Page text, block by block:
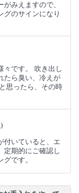
みえますので、
グのサインになり
々です。 吹き出し
たら臭い、冷えが
思ったら、その時
付いていると、エ
定期的にご確認し
です。